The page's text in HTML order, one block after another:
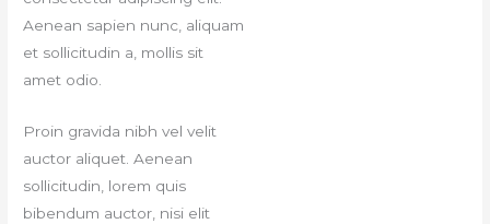
Aenean sapien nunc, aliquam
et sollicitudin a, mollis sit
amet odio.
Proin gravida nibh vel velit
auctor aliquet. Aenean
sollicitudin, lorem quis
bibendum auctor, nisi elit